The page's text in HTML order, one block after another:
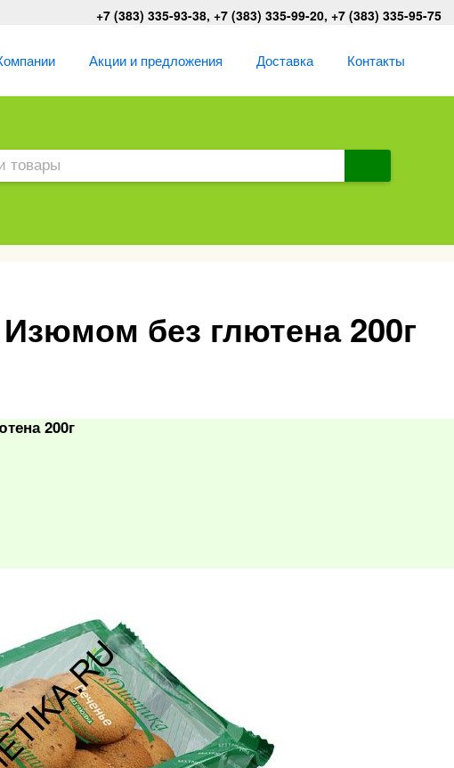
+7 (383) 335-93-38, +7 (383) 335-99-20, +7 (383) 335-95-75
Акции и предложения Доставка Контакты
без глютена 200г
200г